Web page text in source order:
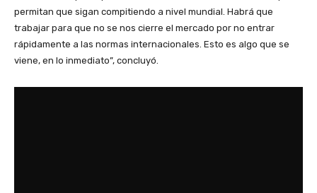
permitan que sigan compitiendo a nivel mundial. Habrá que
trabajar para que no se nos cierre el mercado por no entrar
rápidamente a las normas internacionales. Esto es algo que se
viene, en lo inmediato”, concluyó.